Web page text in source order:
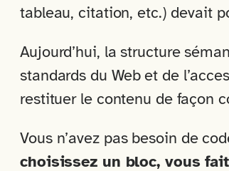
tableau, citation, etc.) devait
Aujourd’hui, la structure
standards du Web et de
restituer le contenu de façon
Vous n’avez pas besoin de
choisissez un bloc, vous